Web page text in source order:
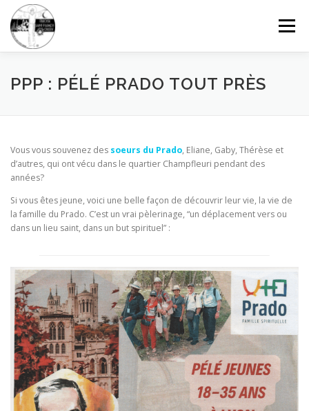
contenu
Menu
FAISONS CONNAISSANCE GRANDIR DANS LA FOI
CONTACTEZ-NOUS
PPP : PÉLÉ PRADO TOUT PRÈS
Vous vous souvenez des soeurs du Prado, Eliane, Gaby, Thérèse et
d’autres, qui ont vécu dans le quartier Champfleuri pendant des
années?
Si vous êtes jeune, voici une belle façon de découvrir leur vie, la vie de
la famille du Prado. C’est un vrai pèlerinage, “un déplacement vers ou
dans un lieu saint, dans un but spirituel” :